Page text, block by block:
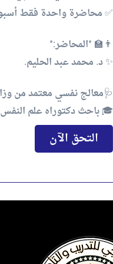
✅ محاضرة واحدة فقط
👨‍🏫 *المحاضر:*
✨ د. محمد عبد الحليم.
🩺معالج نفسي معتمد من
🎓 باحث دكتوراه علم النفس
التحق الآن